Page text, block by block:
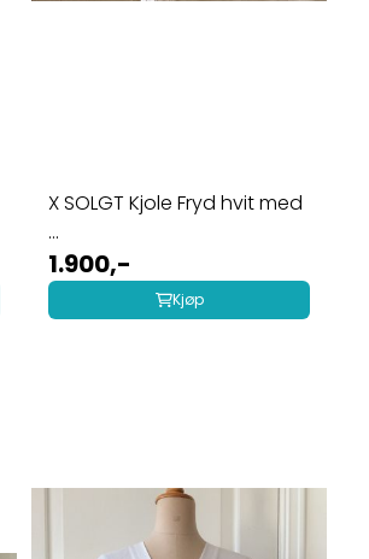
X SOLGT Kjole Fryd hvit med
...
1.900,-
Kjøp